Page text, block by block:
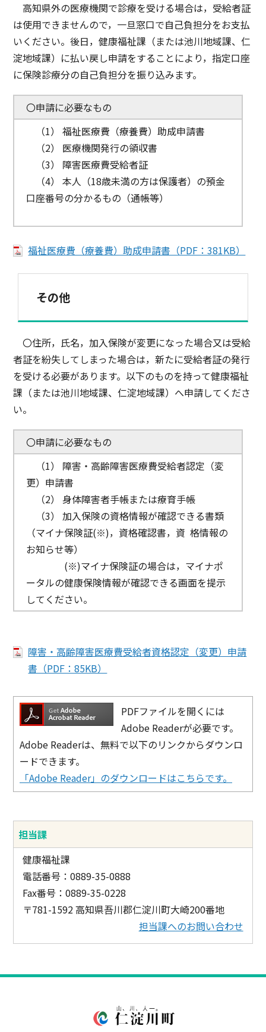
高知県外の医療機関で診療を受ける場合は，受給者証
は使用できませんので，一旦窓口で自己負担分をお支払
いください。後日，健康福祉課（または池川地域課、仁
淀地域課）に払い戻し申請をすることにより，指定口座
に保険診療分の自己負担分を振り込みます。
〇申請に必要なもの
（1） 福祉医療費（療養費）助成申請書
（2） 医療機関発行の領収書
（3） 障害医療費受給者証
​ （4） 本人（18歳未満の方は保護者）の預金
口座番号の分かるもの（通帳等）
福祉医療費（療養費）助成申請書（PDF：381KB）
その他
〇住所，氏名，加入保険が変更になった場合又は受給
者証を紛失してしまった場合は，新たに受給者証の発行
を受ける必要があります。以下のものを持って健康福祉
課（または池川地域課、仁淀地域課）へ申請してくださ
い。
〇申請に必要なもの
（1） 障害・高齢障害医療費受給者認定（変
更）申請書
（2） 身体障害者手帳または療育手帳
​ （3） 加入保険の資格情報が確認できる書類
（マイナ保険証(※)，資格確認書，資 格情報の
お知らせ等）
(※)マイナ保険証の場合は，マイナポ
ータルの健康保険情報が確認できる画面を提示
してください。
障害・高齢障害医療費受給者資格認定（変更）申請
書（PDF：85KB）
PDFファイルを開くには
Adobe Readerが必要です。
Adobe Readerは、無料で以下のリンクからダウンロ
ードできます。
「Adobe Reader」のダウンロードはこちらです。
担当課
健康福祉課
電話番号：0889-35-0888
Fax番号：0889-35-0228
〒781-1592 高知県吾川郡仁淀川町大崎200番地
担当課へのお問い合わせ